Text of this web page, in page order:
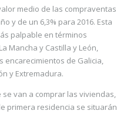
medio de las compraventas
y de un 6,3% para 2016. Esta
palpable en términos
Mancha y Castilla y León,
encarecimientos de Galicia,
y Extremadura.
van a comprar las viviendas,
primera residencia se situarán